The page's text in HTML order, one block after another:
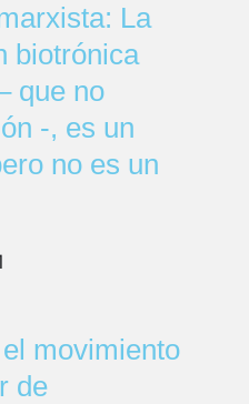
La
biotrónica
que no
-, es un
no es un
movimiento
de